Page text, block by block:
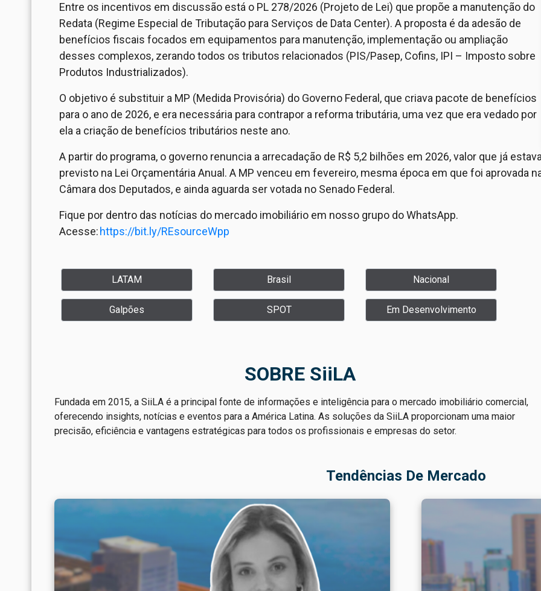
Entre os incentivos em discussão está o PL 278/2026 (Projeto de Lei) que propõe a manutenção do
Redata (Regime Especial de Tributação para Serviços de Data Center). A proposta é da adesão de
benefícios fiscais focados em equipamentos para manutenção, implementação ou ampliação
desses complexos, zerando todos os tributos relacionados (PIS/Pasep, Cofins, IPI – Imposto sobre
Produtos Industrializados).
O objetivo é substituir a MP (Medida Provisória) do Governo Federal, que criava pacote de benefícios
para o ano de 2026, e era necessária para contrapor a reforma tributária, uma vez que era vedado por
ela a criação de benefícios tributários neste ano.
A partir do programa, o governo renuncia a arrecadação de R$ 5,2 bilhões em 2026, valor que já
previsto na Lei Orçamentária Anual. A MP venceu em fevereiro, mesma época em que foi aprovada
Câmara dos Deputados, e ainda aguarda ser votada no Senado Federal.
Fique por dentro das notícias do mercado imobiliário em nosso grupo do WhatsApp.
Acesse: https://bit.ly/REsourceWpp
LATAM Brasil Nacional
Galpões SPOT Em Desenvolvimento
SOBRE SiiLA
Fundada em 2015, a SiiLA é a principal fonte de informações e inteligência para o mercado imobiliário comercial,
oferecendo insights, notícias e eventos para a América Latina. As soluções da SiiLA proporcionam uma maior
precisão, eficiência e vantagens estratégicas para todos os profissionais e empresas do setor.
Tendências De Mercado